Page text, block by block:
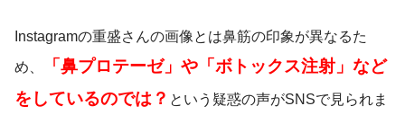
Instagramの重盛さんの画像とは鼻筋の印象が異なるた
め、
「鼻プロテーゼ」や「ボトックス注射」など
をしているのでは？ という疑惑の声がSNSで見られま